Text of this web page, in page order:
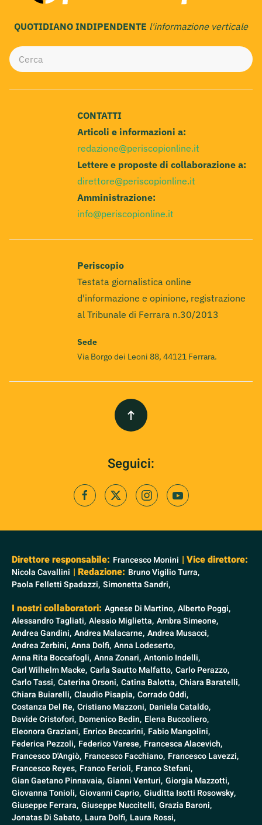
QUOTIDIANO INDIPENDENTE l'informazione verticale
CONTATTI
Articoli e informazioni a:
redazione@periscopionline.it
Lettere e proposte di collaborazione a:
direttore@periscopionline.it
Amministrazione:
info@periscopionline.it
Periscopio
Testata giornalistica online
d'informazione e opinione, registrazione
al Tribunale di Ferrara n.30/2013
Sede
Via Borgo dei Leoni 88, 44121 Ferrara.
Seguici:
Direttore responsabile: Francesco Monini | Vice direttore:
Nicola Cavallini | Redazione: Bruno Vigilio Turra,
Paola Felletti Spadazzi, Simonetta Sandri,
I nostri collaboratori: Agnese Di Martino, Alberto Poggi,
Alessandro Tagliati, Alessio Miglietta, Ambra Simeone,
Andrea Gandini, Andrea Malacarne, Andrea Musacci,
Andrea Zerbini, Anna Dolfi, Anna Lodeserto,
Anna Rita Boccafogli, Anna Zonari, Antonio Indelli,
Carl Wilhelm Macke, Carla Sautto Malfatto, Carlo Perazzo,
Carlo Tassi, Caterina Orsoni, Catina Balotta, Chiara Baratelli,
Chiara Buiarelli, Claudio Pisapia, Corrado Oddi,
Costanza Del Re, Cristiano Mazzoni, Daniela Cataldo,
Davide Cristofori, Domenico Bedin, Elena Buccoliero,
Eleonora Graziani, Enrico Beccarini, Fabio Mangolini,
Federica Pezzoli, Federico Varese, Francesca Alacevich,
Francesco D'Angiò, Francesco Facchiano, Francesco Lavezzi,
Francesco Reyes, Franco Ferioli, Franco Stefani,
Gian Gaetano Pinnavaia, Gianni Venturi, Giorgia Mazzotti,
Giovanna Tonioli, Giovanni Caprio, Giuditta Isotti Rosowsky,
Giuseppe Ferrara, Giuseppe Nuccitelli, Grazia Baroni,
Jonatas Di Sabato, Laura Dolfi, Laura Rossi,